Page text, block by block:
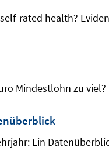
rated health?
Mindestlohn zu viel?
Ein